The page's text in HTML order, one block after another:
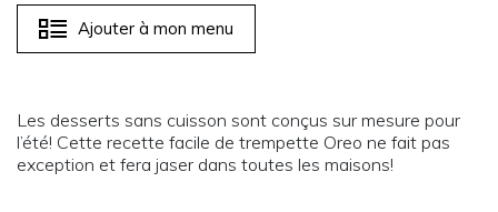
Ajouter à mon menu
Les desserts sans cuisson sont conçus sur mesure pour
l’été! Cette recette facile de trempette Oreo ne fait pas
exception et fera jaser dans toutes les maisons!